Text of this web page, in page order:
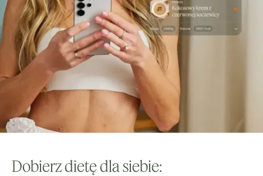
Dobierz dietę dla siebie: